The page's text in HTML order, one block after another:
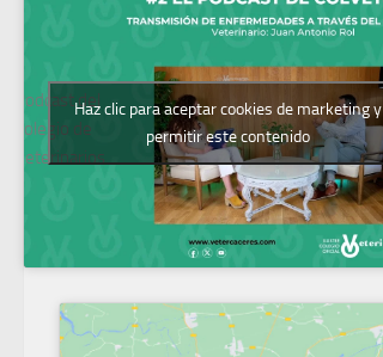
Podcast del
Colegio de
Veterinarios
Haz clic para aceptar cookies de marketing y
permitir este contenido